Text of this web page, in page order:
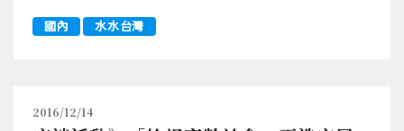
國內 水水台灣
2016/12/14